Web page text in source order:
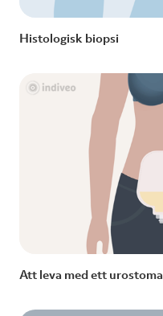
Histologisk biopsi
Att leva med ett urostoma